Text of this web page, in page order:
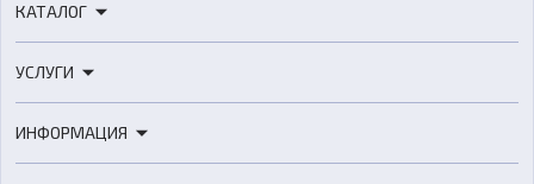
КАТАЛОГ
3D-сканеры
Расходные материалы
УСЛУГИ
3D-моделирование
ИНФОРМАЦИЯ